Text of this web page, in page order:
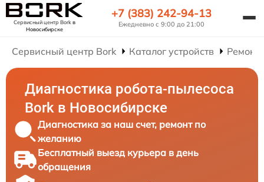
Сервисный центр Borkв
Новосибирске
+7 (383) 242-94-13
Ежедневно с 9:00 до 21:00
Сервисный центр Bork Каталог устройств Ремонт
Диагностика робота-пылесоса
Bork в Новосибирске
Диагностика за наш счет, ремонт по
желанию
Бесплатный выезд курьера в день
обращения